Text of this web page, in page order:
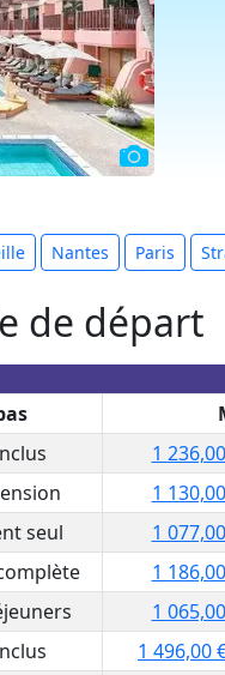
Nantes Paris
de départ
1
1
seul 1
1
1
1 496,00